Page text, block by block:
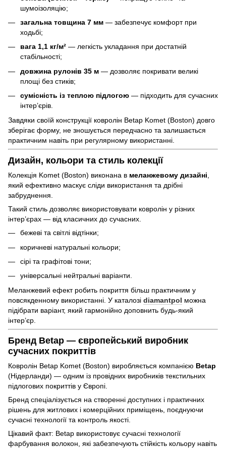
шумоізоляцію;
загальна товщина 7 мм — забезпечує комфорт при
ходьбі;
вага 1,1 кг/м² — легкість укладання при достатній
стабільності;
довжина рулонів 35 м — дозволяє покривати великі
площі без стиків;
сумісність із теплою підлогою — підходить для сучасних
інтер’єрів.
Завдяки своїй конструкції ковролін Betap Komet (Boston) довго
зберігає форму, не зношується передчасно та залишається
практичним навіть при регулярному використанні.
Дизайн, кольори та стиль колекції
Колекція Komet (Boston) виконана в меланжевому дизайні
який ефективно маскує сліди використання та дрібні
забруднення.
Такий стиль дозволяє використовувати ковролін у різних
інтер’єрах — від класичних до сучасних.
бежеві та світлі відтінки;
коричневі натуральні кольори;
сірі та графітові тони;
універсальні нейтральні варіанти.
Меланжевий ефект робить покриття більш практичним у
повсякденному використанні. У каталозі diamantpol можна
підібрати варіант, який гармонійно доповнить будь-який
інтер’єр.
Бренд Betap — європейський виробник
сучасних покриттів
Ковролін Betap Komet (Boston) виробляється компанією Betap
(Нідерланди) — одним із провідних виробників текстильних
підлогових покриттів у Європі.
Бренд спеціалізується на створенні доступних і практичних
рішень для житлових і комерційних приміщень, поєднуючи
сучасні технології та контроль якості.
Цікавий факт: Betap використовує сучасні технології
фарбування волокон, які забезпечують стійкість кольору навіть